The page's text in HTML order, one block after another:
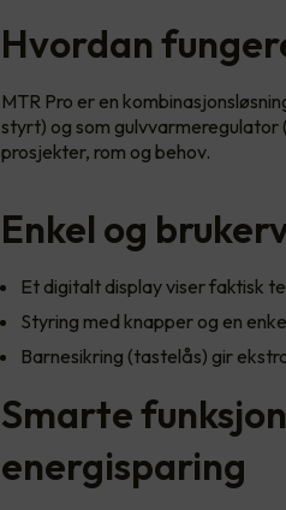
Hvordan
MTR Pro er en
styrt) og som gulvvarmeregulator
prosjekter, rom og behov.
Enkel og
Et digitalt display viser faktisk
Styring med knapper og en
Barnesikring (tastelås) gir
Smarte
energisparing